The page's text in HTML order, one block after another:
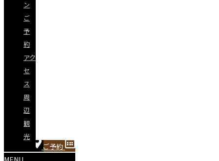
ン
ご
予
約
アク
セ
ス
周
辺
観
光